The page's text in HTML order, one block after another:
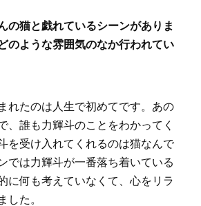
猫と戯れているシーンがありま
のような雰囲気のなか行われてい
れたのは人生で初めてです。あの
、誰も力輝斗のことをわかってく
を受け入れてくれるのは猫なんで
では力輝斗が一番落ち着いている
に何も考えていなくて、心をリラ
した。